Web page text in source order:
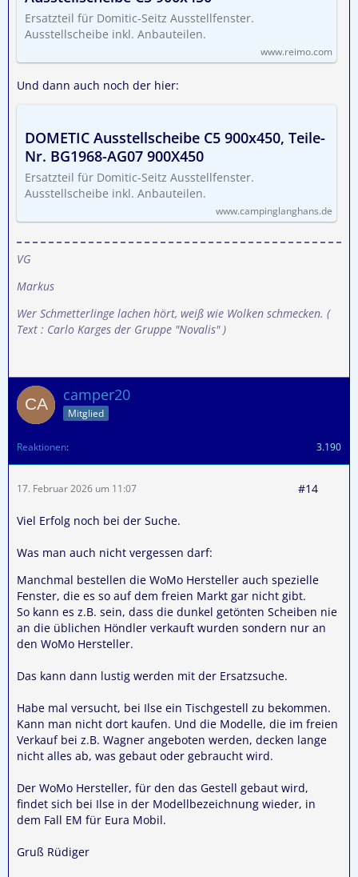
Ersatzteil für Domitic-Seitz Ausstellfenster.
Ausstellscheibe inkl. Anbauteilen.
www.reimo.com
Und dann auch noch der hier:
DOMETIC Ausstellscheibe C5 900x450, Teile-
Nr. BG1968-AG07 900X450
Ersatzteil für Domitic-Seitz Ausstellfenster.
Ausstellscheibe inkl. Anbauteilen.
www.campinglanghans.de
VG
Markus
Wer Schmetterlinge lachen hört, weiß wie Wolken schmecken. (
Text : Carlo Karges der Gruppe "Novalis" )
camper20
Mitglied
Reaktionen 3.190
17. Februar 2026 um 11:07 #14
Viel Erfolg noch bei der Suche.
Was man auch nicht vergessen darf:
Manchmal bestellen die WoMo Hersteller auch spezielle
Fenster, die es so auf dem freien Markt gar nicht gibt.
So kann es z.B. sein, dass die dunkel getönten Scheiben nie
an die üblichen Höndler verkauft wurden sondern nur an
den WoMo Hersteller.
Das kann dann lustig werden mit der Ersatzsuche.
Habe mal versucht, bei Ilse ein Tischgestell zu bekommen.
Kann man nicht dort kaufen. Und die Modelle, die im freien
Verkauf bei z.B. Wagner angeboten werden, decken lange
nicht alles ab, was gebaut oder gebraucht wird.
Der WoMo Hersteller, für den das Gestell gebaut wird,
findet sich bei Ilse in der Modellbezeichnung wieder, in
dem Fall EM für Eura Mobil.
Gruß Rüdiger